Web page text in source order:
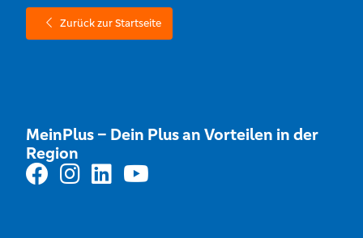
Zurück zur Startseite
MeinPlus – Dein Plus an Vorteilen in der
Region